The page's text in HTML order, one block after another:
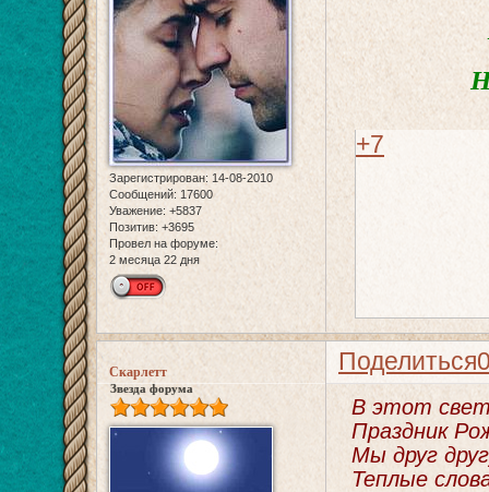
Зарегистрирован: 14-08-2010
Сообщений: 17600
Уважение: +5837
Позитив: +3695
Провел на форуме:
2 месяца 22 дня
+7
Поделиться
Скарлетт
Звезда форума
В этот
Праздник
Мы друг
Теплые